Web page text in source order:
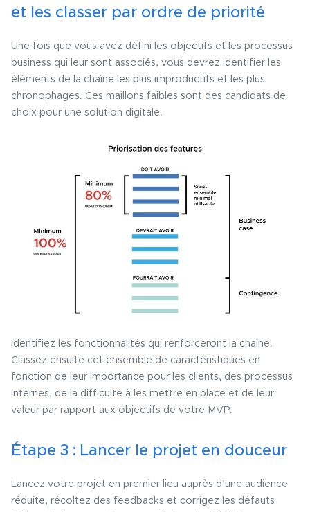
et les classer par ordre de priorité
Une fois que vous avez défini les objectifs et les processus
business qui leur sont associés, vous devrez identifier les
éléments de la chaîne les plus improductifs et les plus
chronophages. Ces maillons faibles sont des candidats de
choix pour une solution digitale.
Identifiez les fonctionnalités qui renforceront la chaîne.
Classez ensuite cet ensemble de caractéristiques en
fonction de leur importance pour les clients, des processus
internes, de la difficulté à les mettre en place et de leur
valeur par rapport aux objectifs de votre MVP.
Étape 3 : Lancer le projet en douceur
Lancez votre projet en premier lieu auprès d’une audience
réduite, récoltez des feedbacks et corrigez les défauts